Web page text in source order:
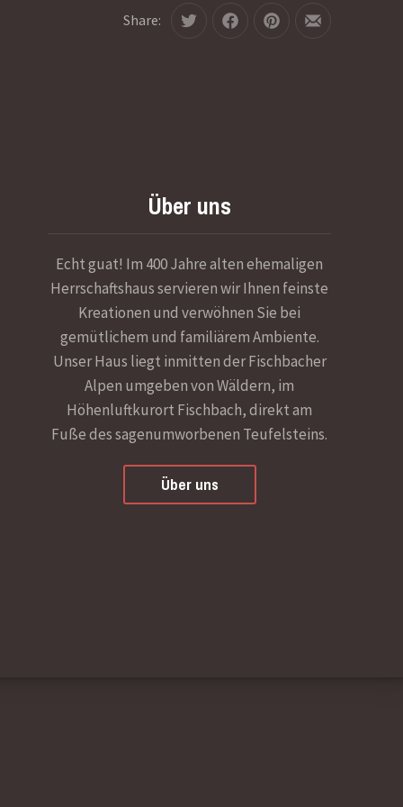
Share: Tweet
Share
Share
Share
Über uns
Echt guat! Im 400 Jahre alten ehemaligen
Herrschaftshaus servieren wir Ihnen feinste
Kreationen und verwöhnen Sie bei
gemütlichem und familiärem Ambiente.
Unser Haus liegt inmitten der Fischbacher
Alpen umgeben von Wäldern, im
Höhenluftkurort Fischbach, direkt am
Fuße des sagenumworbenen Teufelsteins.
Über uns